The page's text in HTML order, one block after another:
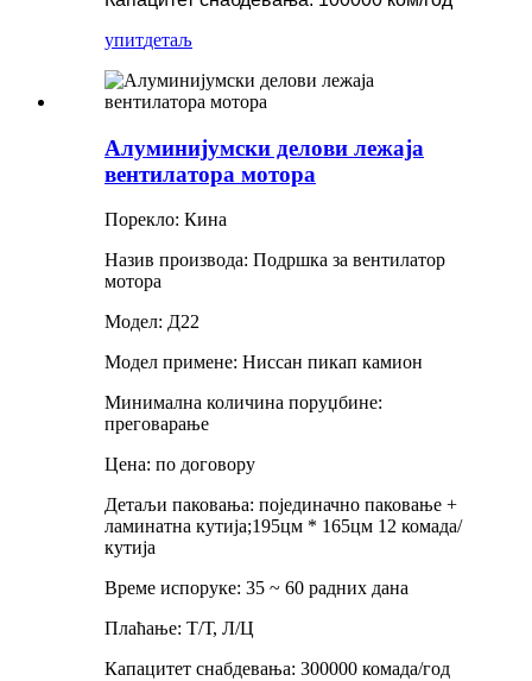
упитдетаљ
Алуминијумски делови лежаја
вентилатора мотора
Порекло: Кина
Назив производа: Подршка за вентилатор
мотора
Модел: Д22
Модел примене: Ниссан пикап камион
Минимална количина поруџбине:
преговарање
Цена: по договору
Детаљи паковања: појединачно паковање +
ламинатна кутија;195цм * 165цм 12 комада/
кутија
Време испоруке: 35 ~ 60 радних дана
Плаћање: Т/Т, Л/Ц
Капацитет снабдевања: 300000 комада/год